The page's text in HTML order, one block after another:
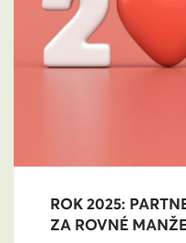
ROK 2025:
ZA ROVNÉ